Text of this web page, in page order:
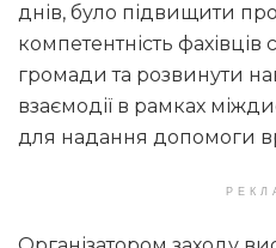
днів, було підвищити
компетентність фахівців
громади та розвинути
взаємодії в рамках
для надання допомоги